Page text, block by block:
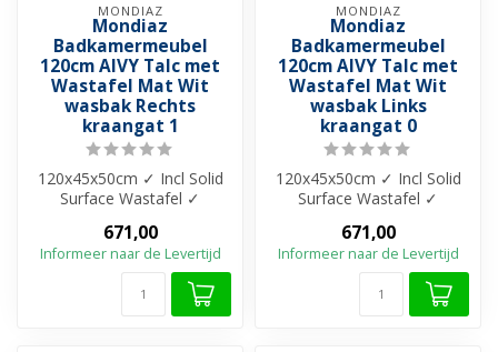
MONDIAZ
Mondiaz
Badkamermeubel
120cm AIVY Talc met
Wastafel Mat Wit
wasbak Rechts
kraangat 1
120x45x50cm ✓ Incl Solid
Surface Wastafel ✓
Beschikbaar in ...
671,00
Informeer naar de Levertijd
MONDIAZ
Mondiaz
Badkamermeubel
120cm AIVY Talc met
Wastafel Mat Wit
wasbak Links
kraangat 0
120x45x50cm ✓ Incl Solid
Surface Wastafel ✓
Beschikbaar in ...
671,00
Informeer naar de Levertijd